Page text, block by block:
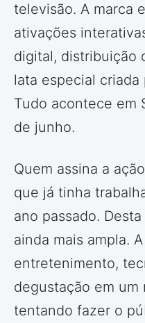
televisão. A marca
ativações
digital, distribuição
lata especial criada
Tudo acontece em
de junho.
Quem assina a
que já tinha
ano passado.
ainda mais ampla.
entretenimento,
degustação em um
tentando fazer o